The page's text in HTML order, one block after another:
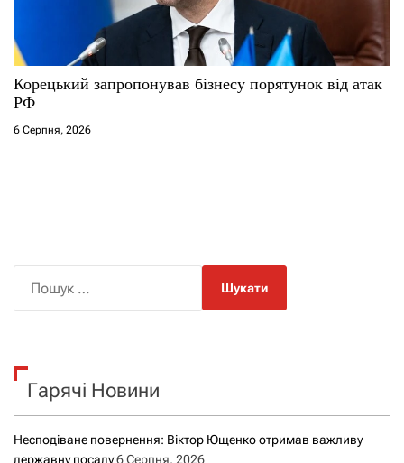
Корецький запропонував бізнесу порятунок від атак
РФ
6 Серпня, 2026
к
Гарячі Новини
Несподіване повернення: Віктор Ющенко отримав важливу
державну посаду6 Серпня, 2026